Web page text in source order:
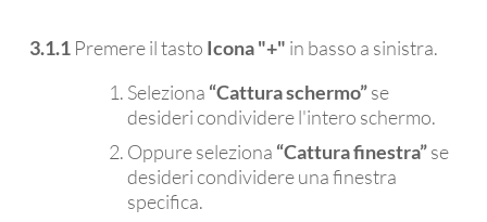
3.1.1 Premere il tasto Icona "+" in basso a sinistra.
Seleziona “Cattura schermo”se
desideri condividere l'intero schermo.
Oppure seleziona “Cattura finestra”se
desideri condividere una finestra
specifica.